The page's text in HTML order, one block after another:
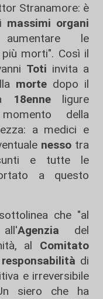
Stranamore: è
massimi organi
le
morti". Così il
Toti invita a
mortedopo il
18enneligure
della
a medici e
nessotra
e tutte le
a questo
che "al
Agenzia del
al Comitato
responsabilità di
e irreversibile
siero che ha